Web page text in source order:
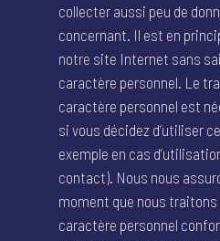
collecter aussi peu de
concernant. Il est en
notre site Internet sans
caractère personnel. Le
caractère personnel est
si vous décidez d’utiliser
exemple en cas
contact). Nous nous
moment que nous traitons
caractère personnel